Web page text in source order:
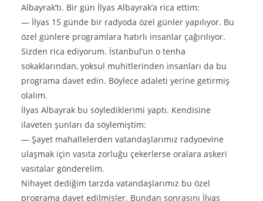
Albayrak’tı. Bir gün İlyas Albayrak’a rica ettim:
— İlyas 15 günde bir radyoda özel günler yapılıyor. Bu
özel günlere programlara hatırlı insanlar çağırılıyor.
Sizden rica ediyorum. İstanbul’un o tenha
sokaklarından, yoksul muhitlerinden insanları da bu
programa davet edin. Böylece adaleti yerine getirmiş
olalım.
İlyas Albayrak bu söylediklerimi yaptı. Kendisine
ilaveten şunları da söylemiştim:
— Şayet mahallelerden vatandaşlarımız radyoevine
ulaşmak için vasıta zorluğu çekerlerse oralara askeri
vasıtalar gönderelim.
Nihayet dediğim tarzda vatandaşlarımız bu özel
programa davet edilmişler. Bundan sonrasını İlyas